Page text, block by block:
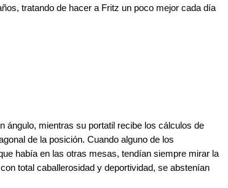
tratando de hacer a Fritz un poco mejor cada día
ángulo, mientras su portatil recibe los cálculos de
de la posición. Cuando alguno de los
había en las otras mesas, tendían siempre mirar la
total caballerosidad y deportividad, se abstenían